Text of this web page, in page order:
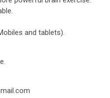
and tablets).